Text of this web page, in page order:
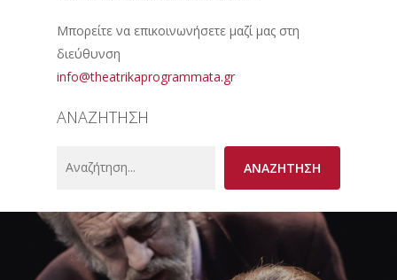
Μπορείτε να επικοινωνήσετε μαζί μας στη
διεύθυνση
info@theatrikaprogrammata.gr
ΑΝΑΖΗΤΗΣΗ
ΑΝΑΖΗΤΗΣΗ